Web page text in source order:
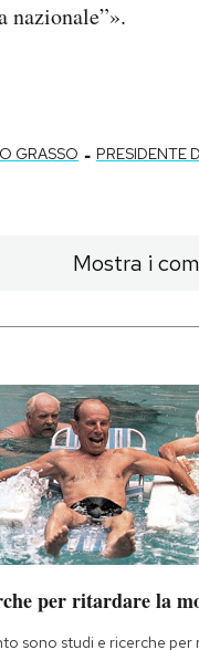
nazionale”».
GRASSO - PRESIDENTE
Mostra i
per ritardare la
sono studi e ricerche